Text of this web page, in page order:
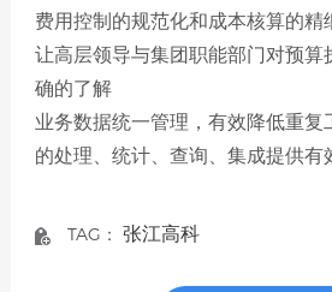
费用控制的规范化和成本核算的精
让高层领导与集团职能部门对预算
确的了解
业务数据统一管理，有效降低重复
的处理、统计、查询、集成提供有
TAG： 张江高科